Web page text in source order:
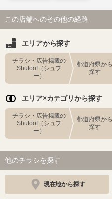
この店舗へのその他の経路
エリアから探す
チラシ・広告掲載の
Shufoo!（シュフ
ー）
都道府県から
探す
エリア×カテゴリから探す
チラシ・広告掲載の
Shufoo!（シュフ
ー）
都道府県から
探す
他のチラシを探す
現在地から探す